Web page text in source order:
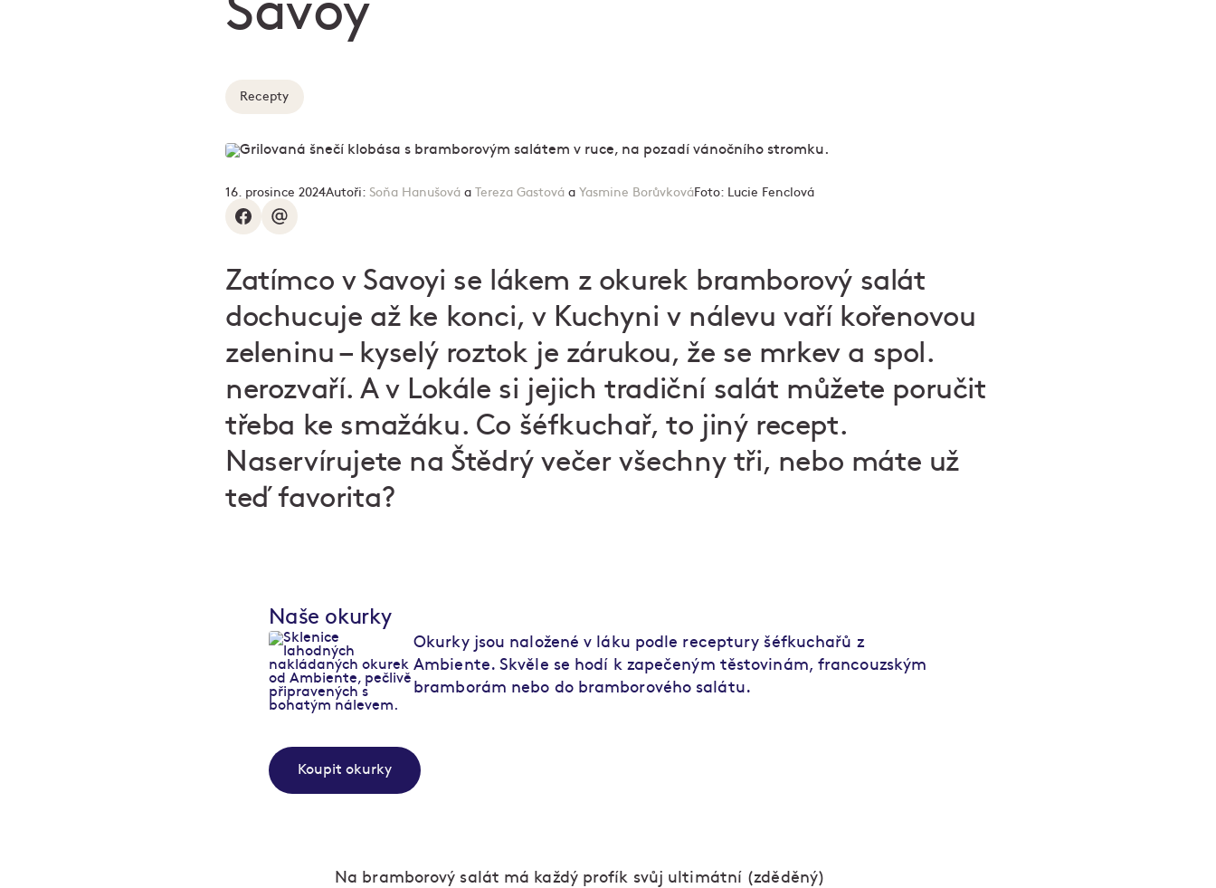
Savoy
Recepty
16. prosince 2024Autoři: Soňa Hanušová a Tereza Gastová a Yasmine BorůvkováFoto: Lucie Fenclová
Zatímco v Savoyi se lákem z okurek bramborový salát
dochucuje až ke konci, v Kuchyni v nálevu vaří kořenovou
zeleninu – kyselý roztok je zárukou, že se mrkev a spol.
nerozvaří. A v Lokále si jejich tradiční salát můžete poručit
třeba ke smažáku. Co šéfkuchař, to jiný recept.
Naservírujete na Štědrý večer všechny tři, nebo máte už
teď favorita?
Naše okurky
Okurky jsou naložené v láku podle receptury šéfkuchařů z
Ambiente. Skvěle se hodí k zapečeným těstovinám, francouzským
bramborám nebo do bramborového salátu.
Koupit okurky
Na bramborový salát má každý profík svůj ultimátní (zděděný)